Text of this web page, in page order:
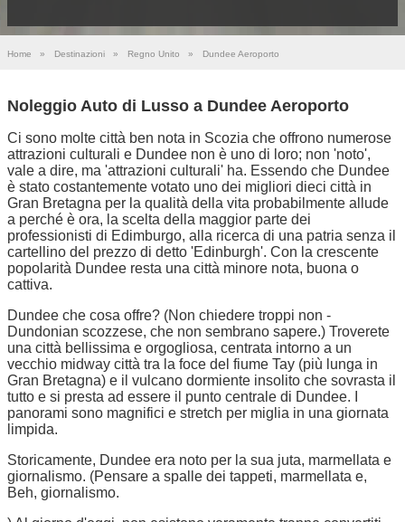
Home » Destinazioni » Regno Unito » Dundee Aeroporto
Noleggio Auto di Lusso a Dundee Aeroporto
Ci sono molte città ben nota in Scozia che offrono numerose
attrazioni culturali e Dundee non è uno di loro; non 'noto',
vale a dire, ma 'attrazioni culturali' ha. Essendo che Dundee
è stato costantemente votato uno dei migliori dieci città in
Gran Bretagna per la qualità della vita probabilmente allude
a perché è ora, la scelta della maggior parte dei
professionisti di Edimburgo, alla ricerca di una patria senza il
cartellino del prezzo di detto 'Edinburgh'. Con la crescente
popolarità Dundee resta una città minore nota, buona o
cattiva.
Dundee che cosa offre? (Non chiedere troppi non -
Dundonian scozzese, che non sembrano sapere.) Troverete
una città bellissima e orgogliosa, centrata intorno a un
vecchio midway città tra la foce del fiume Tay (più lunga in
Gran Bretagna) e il vulcano dormiente insolito che sovrasta il
tutto e si presta ad essere il punto centrale di Dundee. I
panorami sono magnifici e stretch per miglia in una giornata
limpida.
Storicamente, Dundee era noto per la sua juta, marmellata e
giornalismo. (Pensare a spalle dei tappeti, marmellata e,
Beh, giornalismo.